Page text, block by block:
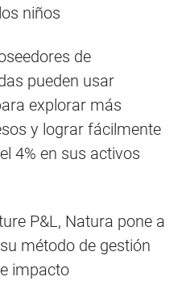
niños
de
pueden usar
explorar más
y lograr fácilmente
4% en sus activos
P&L, Natura pone a
método de gestión
impacto